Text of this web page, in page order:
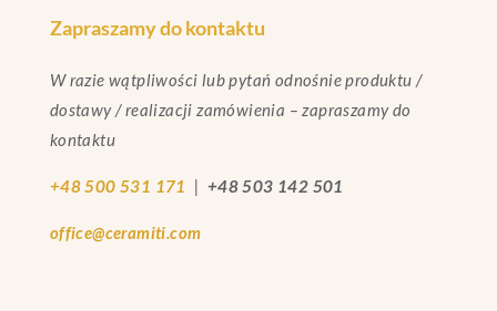
Zapraszamy do kontaktu
W razie wątpliwości lub pytań odnośnie produktu /
dostawy / realizacji zamówienia – zapraszamy do
kontaktu
+48 500 531 171 | +48 503 142 501
office@ceramiti.com